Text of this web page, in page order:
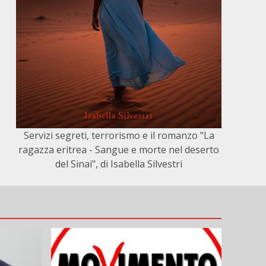
Servizi segreti, terrorismo e il romanzo "La
ragazza eritrea - Sangue e morte nel deserto
del Sinai", di Isabella Silvestri